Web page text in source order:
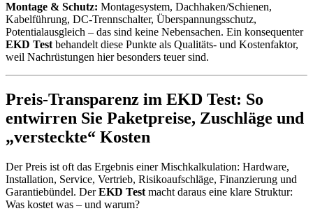
Montage & Schutz: Montagesystem, Dachhaken/Schienen,
Kabelführung, DC-Trennschalter, Überspannungsschutz,
Potentialausgleich – das sind keine Nebensachen. Ein konsequenter
EKD Test behandelt diese Punkte als Qualitäts- und Kostenfaktor,
weil Nachrüstungen hier besonders teuer sind.
Preis-Transparenz im EKD Test: So
entwirren Sie Paketpreise, Zuschläge und
„versteckte“ Kosten
Der Preis ist oft das Ergebnis einer Mischkalkulation: Hardware,
Installation, Service, Vertrieb, Risikoaufschläge, Finanzierung und
Garantiebündel. DerEKD Test macht daraus eine klare Struktur:
Was kostet was – und warum?